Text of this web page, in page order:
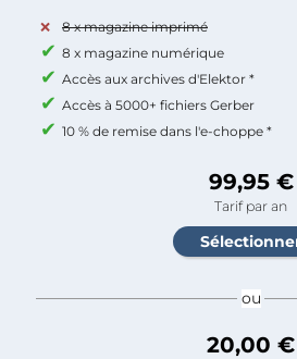
8 x magazine imprimé
8 x magazine numérique
Accès aux archives d'Elektor *
Accès à 5000+ fichiers Gerber
10 % de remise dans l'e-choppe *
99,95 €
Tarif par an
ou
20,00 €